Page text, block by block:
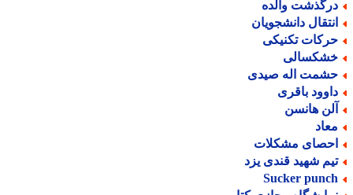
والده
دانشجویان
تکنیکی
اله صیدی
باقری
هانسن
مشکلات
شهید قندی یزد
Sucker